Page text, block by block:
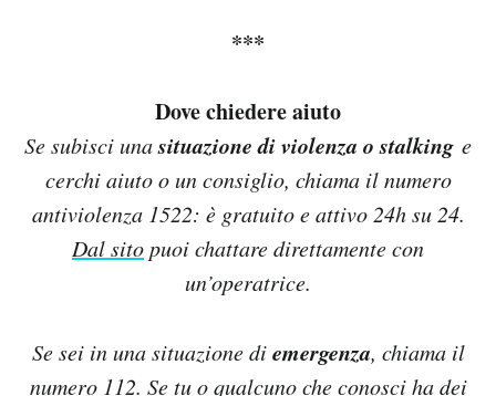
***
Dove chiedere aiuto
Se subisci unasituazione di violenza o stalking e
cerchi aiuto o un consiglio, chiama il numero
antiviolenza 1522: è gratuito e attivo 24h su 24.
Dal sitopuoi chattare direttamente con
un’operatrice.
Se sei in una situazione diemergenza, chiama il
numero 112. Se tu o qualcuno che conosci ha dei